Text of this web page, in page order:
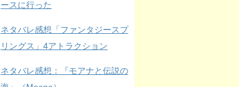
ースに行った
ネタバレ感想「ファンタジースプ
リングス」4アトラクション
ネタバレ感想：『モアナと伝説の